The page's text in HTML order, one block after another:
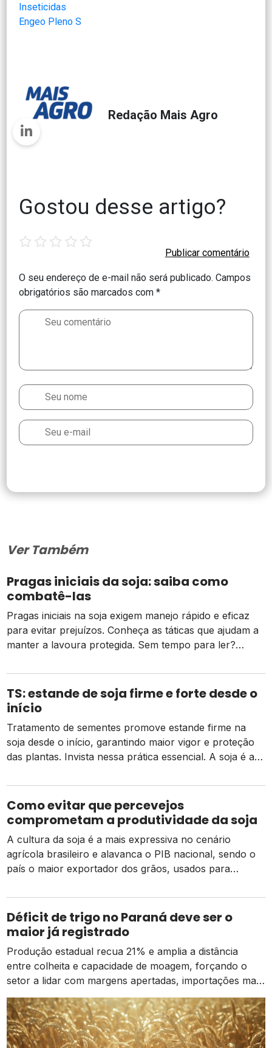
Inseticidas
Engeo Pleno S
Redação Mais Agro
Gostou desse artigo?
O seu endereço de e-mail não será publicado. Campos
obrigatórios são marcados com*
star stars stars stars stars
Ver Também
Pragas iniciais da soja: saiba como
combatê-las
Pragas iniciais na soja exigem manejo rápido e eficaz
para evitar prejuízos. Conheça as táticas que ajudam a
manter a lavoura protegida. Sem tempo para ler?
o maior produtor e exportador de soja do mundo e tem
grande importância mundial quando o assunto é […]
TS: estande de soja firme e forte desde o
início
Tratamento de sementes promove estande firme na
soja desde o início, garantindo maior vigor e proteção
das plantas. Invista nessa prática essencial. A soja é a
pela produção da metade de todo o grão consumido
globalmente – cerca de 60% do total embarcado têm a
China como destino. […]
Como evitar que percevejos
comprometam a produtividade da soja
A cultura da soja é a mais expressiva no cenário
agrícola brasileiro e alavanca o PIB nacional, sendo o
país o maior exportador dos grãos, usados para
no play abaixo para ouvir esse conteúdo! Diante dessa
versatilidade, os agricultores que trabalham com a soja
têm uma […]
Déficit de trigo no Paraná deve ser o
maior já registrado
Produção estadual recua 21% e amplia a distância
entre colheita e capacidade de moagem, forçando o
setor a lidar com margens apertadas, importações mais
caras e o risco de um El Niño intenso